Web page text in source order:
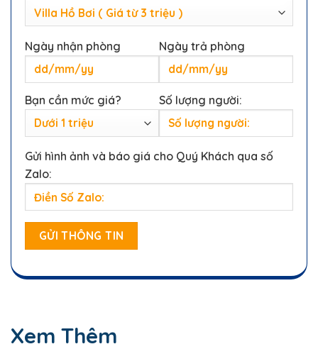
Ngày nhận phòng Ngày trả phòng
Bạn cần mức giá? Số lượng người:
Gửi hình ảnh và báo giá cho Quý Khách qua số
Zalo:
Xem Thêm